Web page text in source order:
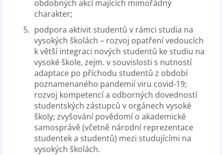
obdobných akcí majících mimořádný
charakter;
podpora aktivit studentů v rámci studia na
vysokých školách – rozvoj opatření vedoucích
k větší integraci nových studentů ke studiu na
vysoké škole, zejm. v souvislosti s nutností
adaptace po příchodu studentů z období
poznamenaného pandemií viru covid-19;
rozvoj kompetencí a odborných dovedností
studentských zástupců v orgánech vysoké
školy; zvyšování povědomí o akademické
samosprávě (včetně národní reprezentace
studentek a studentů) mezi studujícími na
vysokých školách.